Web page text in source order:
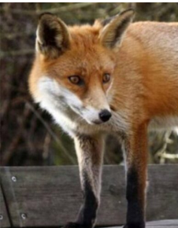
poručio je Drinić.
Nastavak rada na terenu za
On je dodao da ostaje
sugrađanima, jer je to
napredak grada.
„Nastavljamo da radimo,
budemo prisutni tamo gdje
tako možemo donositi
naprijed i opravdati
ukazali“, zaključio je Drinić.